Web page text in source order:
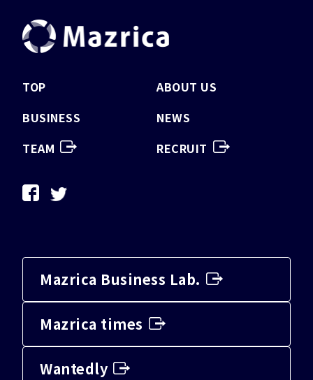
TOP
ABOUT US
BUSINESS
NEWS
TEAM
RECRUIT
Mazrica Business Lab.
Mazrica times
Wantedly